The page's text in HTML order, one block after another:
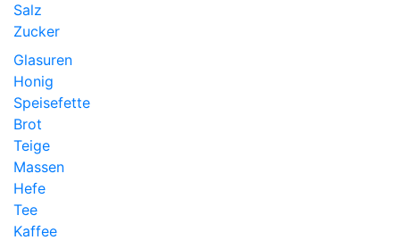
Salz
Zucker
Glasuren
Honig
Speisefette
Brot
Teige
Massen
Hefe
Tee
Kaffee